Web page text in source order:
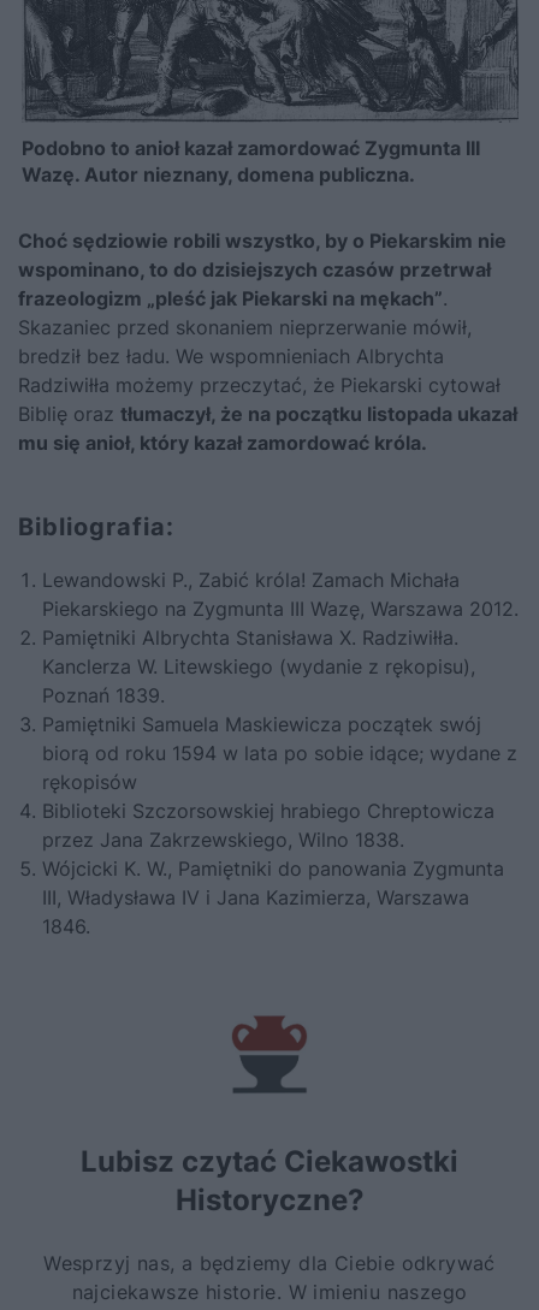
Podobno to anioł kazał zamordować Zygmunta III
Wazę. Autor nieznany, domena publiczna.
Choć sędziowie robili wszystko, by o Piekarskim nie
wspominano, to do dzisiejszych czasów przetrwał
frazeologizm „pleść jak Piekarski na mękach”.
Skazaniec przed skonaniem nieprzerwanie mówił,
bredził bez ładu. We wspomnieniach Albrychta
Radziwiłła możemy przeczytać, że Piekarski cytował
Biblię oraz tłumaczył, że na początku listopada ukazał
mu się anioł, który kazał zamordować króla.
Bibliografia:
Lewandowski P., Zabić króla! Zamach Michała
Piekarskiego na Zygmunta III Wazę, Warszawa 2012.
Pamiętniki Albrychta Stanisława X. Radziwiłła.
Kanclerza W. Litewskiego (wydanie z rękopisu),
Poznań 1839.
Pamiętniki Samuela Maskiewicza początek swój
biorą od roku 1594 w lata po sobie idące; wydane z
rękopisów
Biblioteki Szczorsowskiej hrabiego Chreptowicza
przez Jana Zakrzewskiego, Wilno 1838.
Wójcicki K. W., Pamiętniki do panowania Zygmunta
III, Władysława IV i Jana Kazimierza, Warszawa
1846.